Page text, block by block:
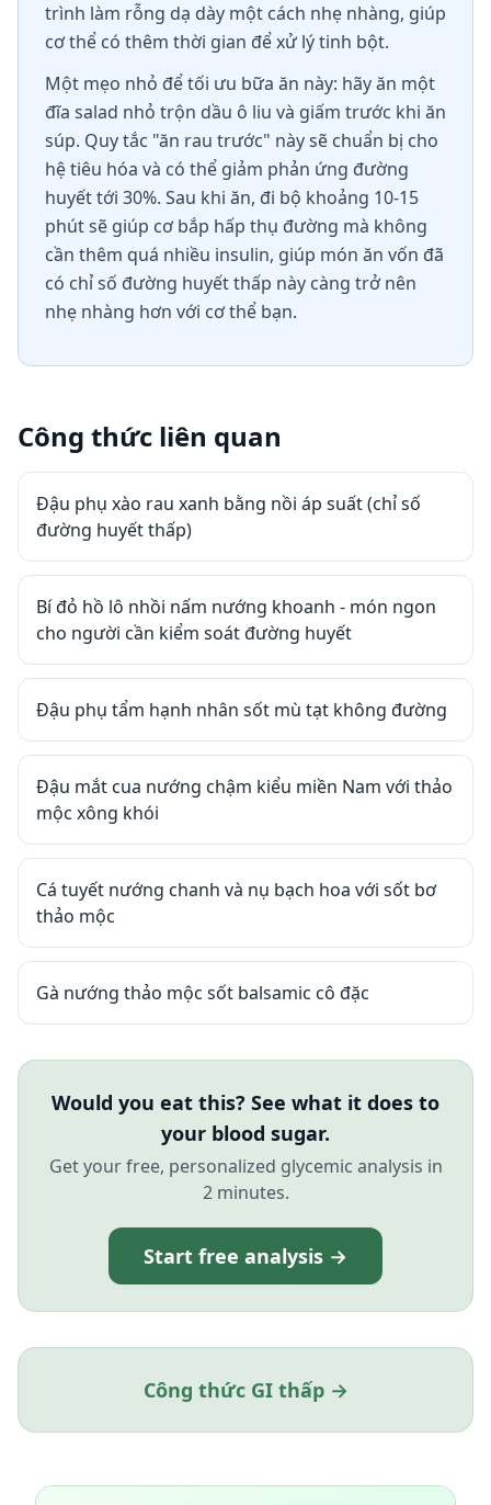
trình làm rỗng dạ dày một cách nhẹ nhàng, giúp
cơ thể có thêm thời gian để xử lý tinh bột.
Một mẹo nhỏ để tối ưu bữa ăn này: hãy ăn một
đĩa salad nhỏ trộn dầu ô liu và giấm trước khi ăn
súp. Quy tắc "ăn rau trước" này sẽ chuẩn bị cho
hệ tiêu hóa và có thể giảm phản ứng đường
huyết tới 30%. Sau khi ăn, đi bộ khoảng 10-15
phút sẽ giúp cơ bắp hấp thụ đường mà không
cần thêm quá nhiều insulin, giúp món ăn vốn đã
có chỉ số đường huyết thấp này càng trở nên
nhẹ nhàng hơn với cơ thể bạn.
Công thức liên quan
Đậu phụ xào rau xanh bằng nồi áp suất (chỉ số
đường huyết thấp)
Bí đỏ hồ lô nhồi nấm nướng khoanh - món ngon
cho người cần kiểm soát đường huyết
Đậu phụ tẩm hạnh nhân sốt mù tạt không đường
Đậu mắt cua nướng chậm kiểu miền Nam với thảo
mộc xông khói
Cá tuyết nướng chanh và nụ bạch hoa với sốt bơ
thảo mộc
Gà nướng thảo mộc sốt balsamic cô đặc
Would you eat this? See what it does to
your blood sugar.
Get your free, personalized glycemic analysis in
2 minutes.
Start free analysis →
Công thức GI thấp →